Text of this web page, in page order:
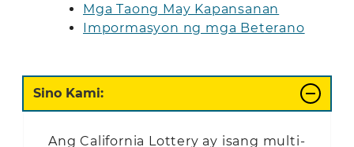
Mga Taong May Kapansanan
Impormasyon ng mga Beterano
Sino Kami:
Ang California Lottery ay isang multi-